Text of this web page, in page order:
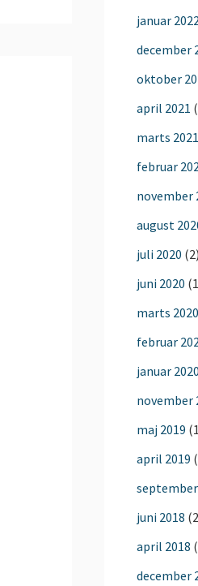
januar
december
oktober
april 2021
marts 2021
februar
november
august
juli 2020 (2)
juni 2020
marts 2020
februar
januar 2020
november
maj 2019
april 2019
september
juni 2018
april 2018
december